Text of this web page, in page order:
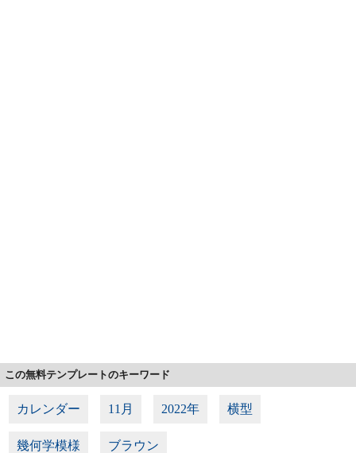
この無料テンプレートのキーワード
カレンダー 11月 2022年 横型
幾何学模様 ブラウン